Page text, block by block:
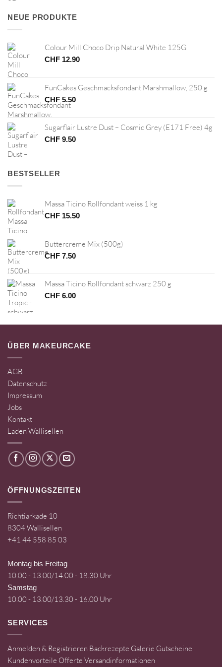
NEUE PRODUKTE
Colour Mill Choco Drip Natural White 125G
CHF 12.90
FunCakes Geschmacksfondant Marshmallow, 250 g
CHF 5.50
Sugarflair Lustre Dust – Cosmic Grey (E171 Free) 4g
CHF 9.50
BESTSELLER
Massa Ticino Rollfondant weiss 1 kg
CHF 15.50
Buttercreme Mix (500g)
CHF 7.50
Massa Ticino Rollfondant schwarz 250 g
CHF 6.00
ÜBER MAKEURCAKE
AGB
Datenschutz
Impressum
Jobs
Kontakt
Laden Wallisellen
ÖFFNUNGSZEITEN
Richtiarkade 10
8304 Wallisellen
+41 44 558 85 03
Montag bis Freitag
10.00 - 13.00/14.00 - 18.30 Uhr
Samstag
10.00 - 13.00/13.30 - 16.00 Uhr
SERVICES
Anmelden & Registrieren Backrezepte Galerie Gutscheine
Kundenvorteile Offerte Versandinformationen